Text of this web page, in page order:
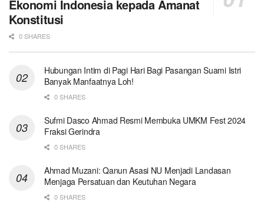
Ekonomi Indonesia kepada Amanat
Konstitusi
0 SHARES
Hubungan Intim di Pagi Hari Bagi Pasangan Suami Istri
Banyak Manfaatnya Loh!
0 SHARES
Sufmi Dasco Ahmad Resmi Membuka UMKM Fest 2024
Fraksi Gerindra
0 SHARES
Ahmad Muzani: Qanun Asasi NU Menjadi Landasan
Menjaga Persatuan dan Keutuhan Negara
0 SHARES